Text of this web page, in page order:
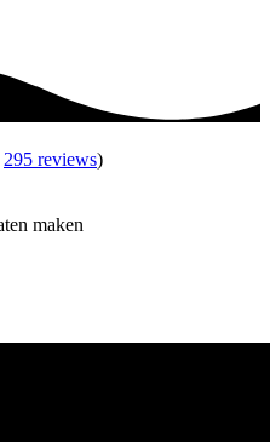
295 reviews)